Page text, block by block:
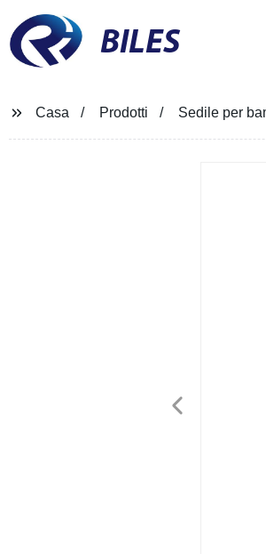
BILES
Casa Prodotti Sedile per